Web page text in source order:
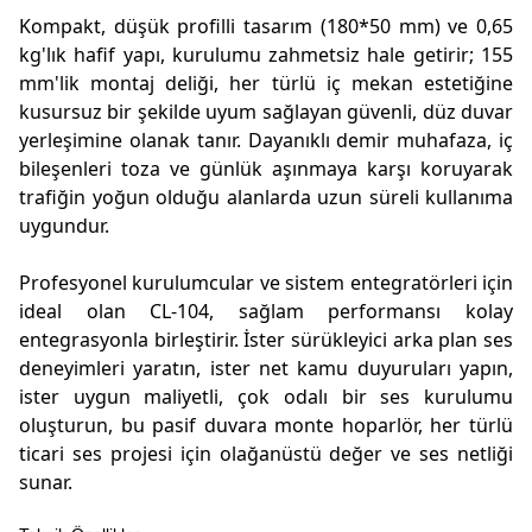
Kompakt, düşük profilli tasarım (180*50 mm) ve 0,65
kg'lık hafif yapı, kurulumu zahmetsiz hale getirir; 155
mm'lik montaj deliği, her türlü iç mekan estetiğine
kusursuz bir şekilde uyum sağlayan güvenli, düz duvar
yerleşimine olanak tanır. Dayanıklı demir muhafaza, iç
bileşenleri toza ve günlük aşınmaya karşı koruyarak
trafiğin yoğun olduğu alanlarda uzun süreli kullanıma
uygundur.
Profesyonel kurulumcular ve sistem entegratörleri için
ideal olan CL-104, sağlam performansı kolay
entegrasyonla birleştirir. İster sürükleyici arka plan ses
deneyimleri yaratın, ister net kamu duyuruları yapın,
ister uygun maliyetli, çok odalı bir ses kurulumu
oluşturun, bu pasif duvara monte hoparlör, her türlü
ticari ses projesi için olağanüstü değer ve ses netliği
sunar.